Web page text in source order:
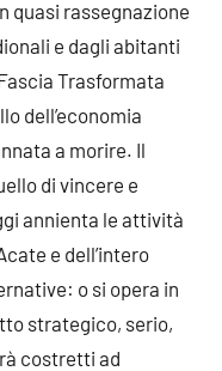
quasi rassegnazione
e dagli abitanti
Trasformata
dell’economia
a morire. Il
di vincere e
annienta le attività
e dell’intero
o si opera in
strategico, serio,
costretti ad